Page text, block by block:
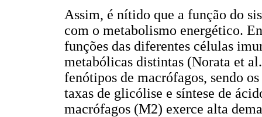
Assim, é nítido que a função do
com o metabolismo energético.
funções das diferentes células
metabólicas distintas (Norata et
fenótipos de macrófagos, sendo
taxas de glicólise e síntese de
macrófagos (M2) exerce alta